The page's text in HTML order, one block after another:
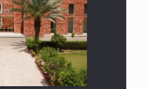
اليوم الوطني الرياضي